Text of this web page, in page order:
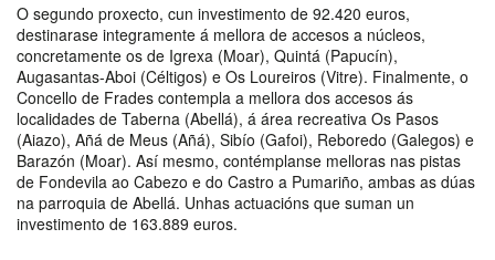
O segundo proxecto, cun investimento de 92.420 euros,
destinarase integramente á mellora de accesos a núcleos,
concretamente os de Igrexa (Moar), Quintá (Papucín),
Augasantas-Aboi (Céltigos) e Os Loureiros (Vitre). Finalmente, o
Concello de Frades contempla a mellora dos accesos ás
localidades de Taberna (Abellá), á área recreativa Os Pasos
(Aiazo), Añá de Meus (Añá), Sibío (Gafoi), Reboredo (Galegos) e
Barazón (Moar). Así mesmo, contémplanse melloras nas pistas
de Fondevila ao Cabezo e do Castro a Pumariño, ambas as dúas
na parroquia de Abellá. Unhas actuacións que suman un
investimento de 163.889 euros.